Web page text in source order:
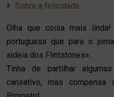
Sobre a felicidade...
Olha que coisa mais
portuguesa que para o
aldeia dos Flintstones».
Tinha de partilhar
cansativo, mas compensa